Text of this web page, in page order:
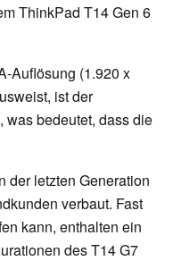
ThinkPad T14 Gen 6
Auflösung (1.920 x
ist der
was bedeutet, dass die
der letzten Generation
verbaut. Fast
kann, enthalten ein
des T14 G7